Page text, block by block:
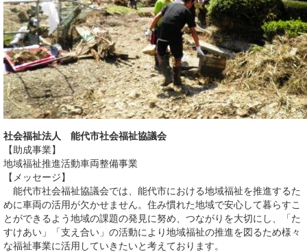
社会福祉法人 能代市社会福祉協議会
【助成事業】
地域福祉推進活動車両整備事業
【メッセージ】
能代市社会福祉協議会では、能代市における地域福祉を推進するた
めに車両の活用が欠かせません。住み慣れた地域で安心して暮らすこ
とができるよう地域の課題の発見に努め、つながりを大切にし、「た
すけあい」「支え合い」の活動により地域福祉の推進を図るため様々
な福祉事業に活用していきたいと考えております。